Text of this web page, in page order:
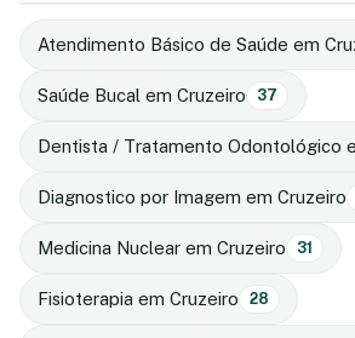
Atendimento Básico de Saúde em
Saúde Bucal em Cruzeiro 37
Dentista / Tratamento Odontológico
Diagnostico por Imagem em Cruzeiro
Medicina Nuclear em Cruzeiro 31
Fisioterapia em Cruzeiro 28